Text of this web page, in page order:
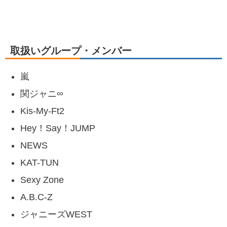
取扱いグループ・メンバー
嵐
関ジャニ∞
Kis-My-Ft2
Hey！Say！JUMP
NEWS
KAT-TUN
Sexy Zone
A.B.C-Z
ジャニーズWEST